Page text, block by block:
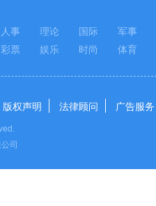
人事 理论 国际 军事
彩票 娱乐 时尚 体育
版权声明 法律顾问 广告服务
司